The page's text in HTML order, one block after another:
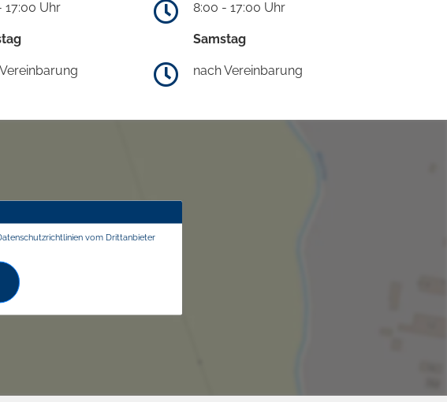
17:00 Uhr 8:00 - 17:00 Uhr
Samstag
nach Vereinbarung
vom Drittanbieter